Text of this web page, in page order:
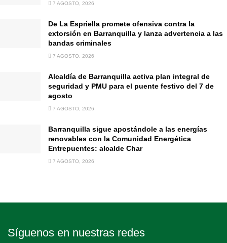
7 AGOSTO, 2026
De La Espriella promete ofensiva contra la
extorsión en Barranquilla y lanza advertencia a las
bandas criminales
7 AGOSTO, 2026
Alcaldía de Barranquilla activa plan integral de
seguridad y PMU para el puente festivo del 7 de
agosto
7 AGOSTO, 2026
Barranquilla sigue apostándole a las energías
renovables con la Comunidad Energética
Entrepuentes: alcalde Char
7 AGOSTO, 2026
Síguenos en nuestras redes